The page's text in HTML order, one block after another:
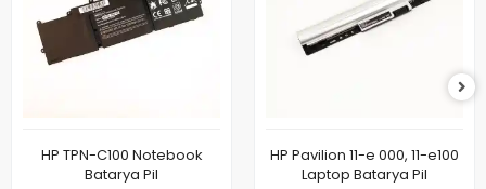
HP TPN-C100 Notebook
Batarya Pil
HP Pavilion 11-e 000, 11-e100
Laptop Batarya Pil